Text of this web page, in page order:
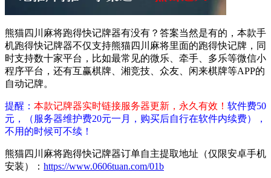
熊猫四川麻将跑得快记牌器有没有？答案当然是有的，本款手
机跑得快记牌器不仅支持熊猫四川麻将里面的跑得快记牌，同
时支持数十家平台，比如最常见的微乐、牵手、多乐等微信小
程序平台，还有互赢棋牌、湘竞技、众友、闲来棋牌等APP的
自动记牌。
提醒： 本款记牌器实时链接服务器更新，永久有效！ 软件费50
元，（服务器维护费20元一月，购买后自行在软件内续费），
不用的时候可不续！
熊猫四川麻将跑得快记牌器订单自主提取地址（仅限安卓手机
安装）： https://www.0606tuan.com/01b